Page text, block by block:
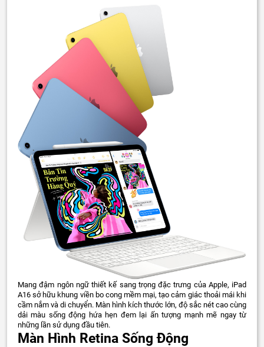
Mang đậm ngôn ngữ thiết kế sang trọng đặc trưng của Apple, iPad
A16 sở hữu khung viền bo cong mềm mại, tạo cảm giác thoải mái khi
cầm nắm và di chuyển. Màn hình kích thước lớn, độ sắc nét cao cùng
dải màu sống động hứa hẹn đem lại ấn tượng mạnh mẽ ngay từ
những lần sử dụng đầu tiên.
Màn Hình Retina Sống Động